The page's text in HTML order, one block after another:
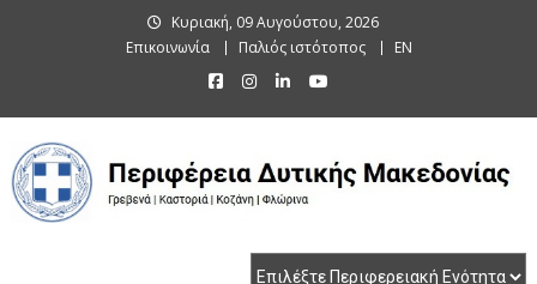
Κυριακή, 09 Αυγούστου, 2026
Επικοινωνία
Παλιός ιστότοπος EN